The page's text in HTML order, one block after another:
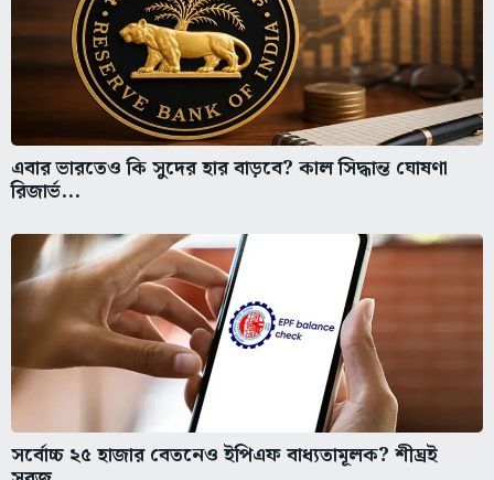
এবার ভারতেও কি সুদের হার বাড়বে? কাল সিদ্ধান্ত ঘোষণা
রিজার্ভ...
সর্বোচ্চ ২৫ হাজার বেতনেও ইপিএফ বাধ্যতামূলক? শীঘ্রই